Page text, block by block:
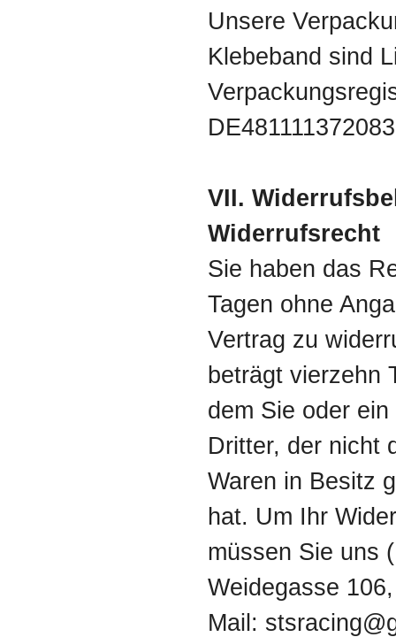
Unsere
Klebeband sind
VII.
Widerrufsrecht
Sie haben das
Tagen ohne
Vertrag zu
beträgt vierzehn
dem Sie oder
Dritter, der nicht
Waren in Besitz
hat. Um Ihr
müssen Sie uns
Weidegasse
Mail: